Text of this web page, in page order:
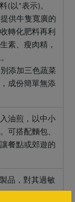
(以*表示)。
供牛隻寬廣的
轉化肥料再利
素、瘦肉精，
添加三色蔬菜
成份簡單無添
油煎，以中小
可搭配麵包、
餐點或郊遊的
品，對其過敏